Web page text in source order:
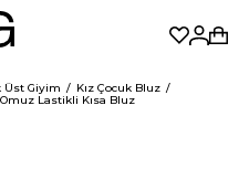
Üst Giyim
Kız Çocuk Bluz
Lastikli Kısa Bluz